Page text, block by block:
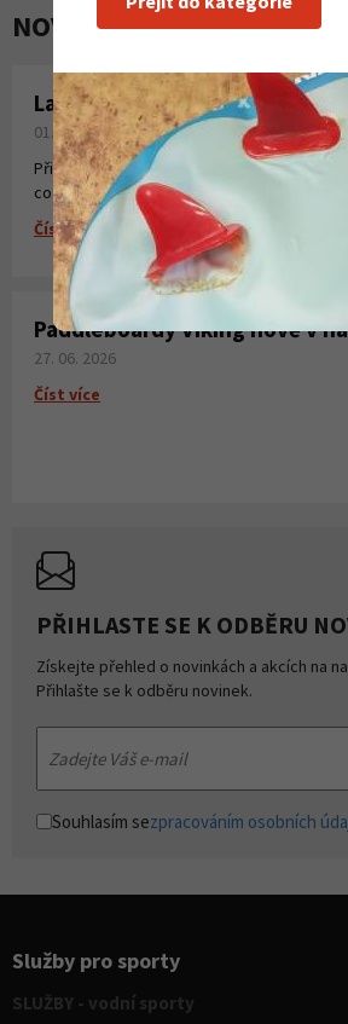
NOVINKY A AKCE
Laminování pryskyřicí a
01. 08. 2026
Připravili jsme pro Vás krátké instruktážní
co všechno potřebujete k laminování,
Číst více
Paddleboardy Viking nově v
27. 06. 2026
Číst více
PŘIHLASTE SE K ODBĚRU
Získejte přehled o novinkách a akcích na
Přihlašte se k odběru novinek.
Souhlasím sezpracováním osobních
Služby pro sporty
SLUŽBY - vodní sporty